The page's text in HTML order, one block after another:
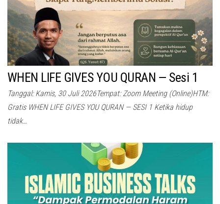
WHEN LIFE GIVES YOU QURAN — Sesi 1
Tanggal: Kamis, 30 Juli 2026Tempat: Zoom Meeting (Online)HTM:
Gratis WHEN LIFE GIVES YOU QURAN — SESI 1 Ketika hidup
tidak…